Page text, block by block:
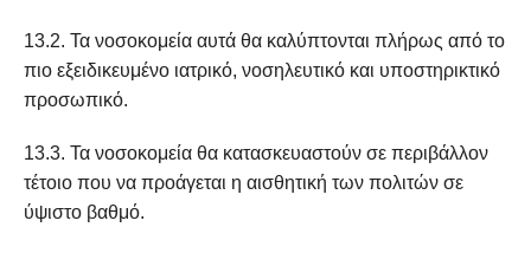
13.2. Τα νοσοκομεία αυτά θα καλύπτονται πλήρως από το
πιο εξειδικευμένο ιατρικό, νοσηλευτικό και υποστηρικτικό
προσωπικό.
13.3. Τα νοσοκομεία θα κατασκευαστούν σε περιβάλλον
τέτοιο που να προάγεται η αισθητική των πολιτών σε
ύψιστο βαθμό.